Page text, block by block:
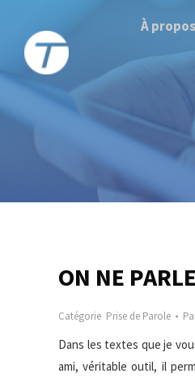
À propos
ON NE
Catégorie Prise de Parole
Dans les textes que je
ami, véritable outil, il